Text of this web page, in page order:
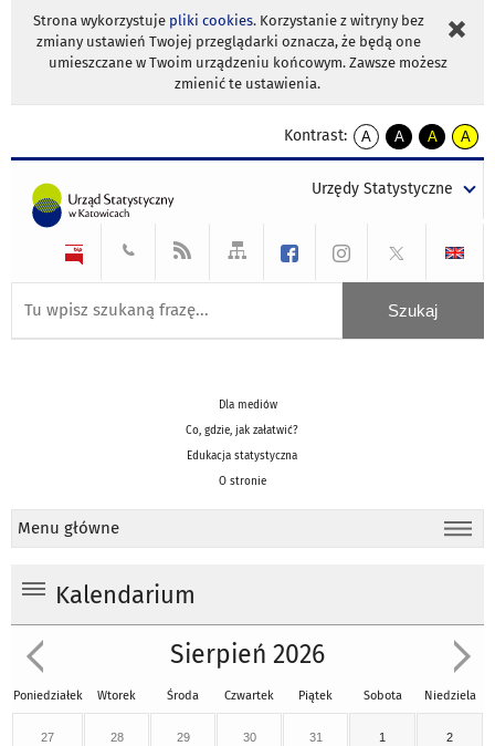
Strona wykorzystuje pliki cookies. Korzystanie z witryny bez
zmiany ustawień Twojej przeglądarki oznacza, że będą one
umieszczane w Twoim urządzeniu końcowym. Zawsze możesz
zmienić te ustawienia.
Kontrast:
A
kontrast
A
kontrast
tekst
czarnym
A
kontrast
tekst
czarnym
A
tekst
żółtym
Urzędy Statystyczne
Dla mediów
Co, gdzie, jak załatwić?
Edukacja statystyczna
O stronie
Menu główne
Kalendarium
Sierpień 2026
Poniedziałek Wtorek Środa Czwartek Piątek Sobota Niedziela
27 28 29 30 31 1 2